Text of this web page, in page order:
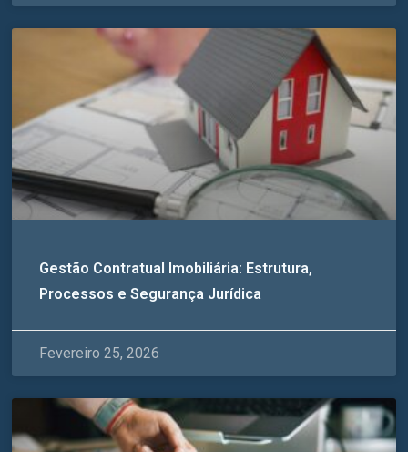
Gestão Contratual Imobiliária: Estrutura,
Processos e Segurança Jurídica
Fevereiro 25, 2026